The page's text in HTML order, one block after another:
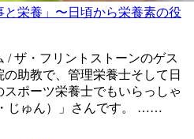
栄養」〜日頃から栄養素の役
ザ・フリントストーンのゲス
の助教で、管理栄養士そして日
ポーツ栄養士でもいらっしゃ
じゅん）」さんです。 ……